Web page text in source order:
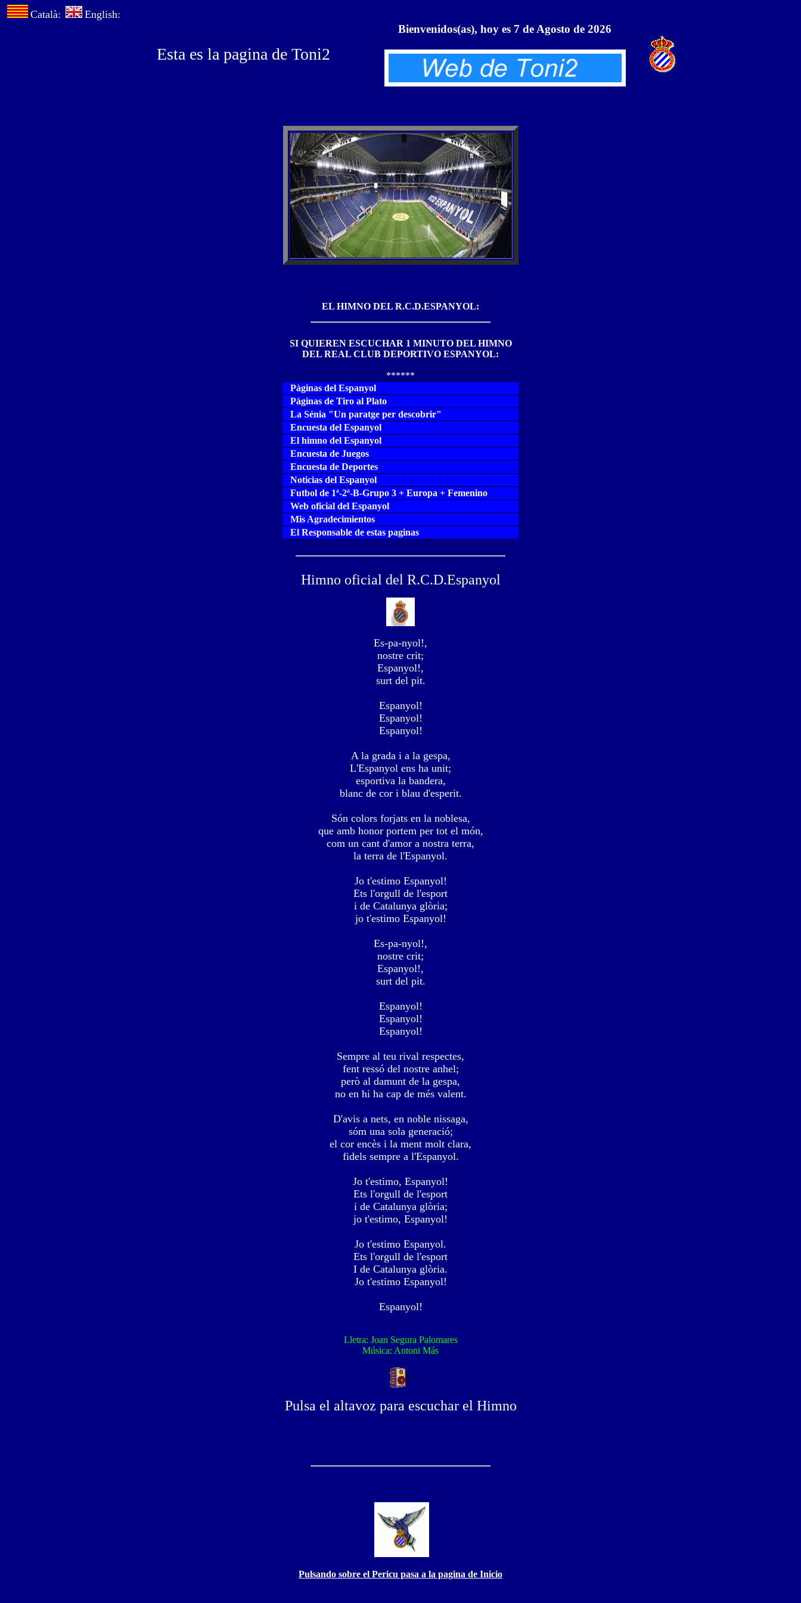
Català: English:
Esta es la pagina de Toni2
Bienvenidos(as), hoy es 7 de Agosto de 2026
EL HIMNO DEL R.C.D.ESPANYOL:
SI QUIEREN ESCUCHAR 1 MINUTO DEL HIMNO
DEL REAL CLUB DEPORTIVO ESPANYOL:
******
Pàginas del Espanyol
Pàginas de Tiro al Plato
La Sénia "Un paratge per descobrir"
Encuesta del Espanyol
El himno del Espanyol
Encuesta de Juegos
Encuesta de Deportes
Noticias del Espanyol
Futbol de 1ª-2ª-B-Grupo 3 + Europa + Femenino
Web oficial del Espanyol
Mis Agradecimientos
El Responsable de estas paginas
Himno oficial del R.C.D.Espanyol
Es-pa-nyol!,
nostre crit;
Espanyol!,
surt del pit.
Espanyol!
Espanyol!
Espanyol!
A la grada i a la gespa,
L'Espanyol ens ha unit;
esportiva la bandera,
blanc de cor i blau d'esperit.
Són colors forjats en la noblesa,
que amb honor portem per tot el món,
com un cant d'amor a nostra terra,
la terra de l'Espanyol.
Jo t'estimo Espanyol!
Ets l'orgull de l'esport
i de Catalunya glòria;
jo t'estimo Espanyol!
Es-pa-nyol!,
nostre crit;
Espanyol!,
surt del pit.
Espanyol!
Espanyol!
Espanyol!
Sempre al teu rival respectes,
fent ressó del nostre anhel;
però al damunt de la gespa,
no en hi ha cap de més valent.
D'avis a nets, en noble nissaga,
sóm una sola generació;
el cor encès i la ment molt clara,
fidels sempre a l'Espanyol.
Jo t'estimo, Espanyol!
Ets l'orgull de l'esport
i de Catalunya glòria;
jo t'estimo, Espanyol!
Jo t'estimo Espanyol.
Ets l'orgull de l'esport
I de Catalunya glòria.
Jo t'estimo Espanyol!
Espanyol!
Lletra: Joan Segura Palomares
Música: Antoni Más
Pulsa el altavoz para escuchar el Himno
Pulsando sobre el Pericu pasa a la pagina de Inicio